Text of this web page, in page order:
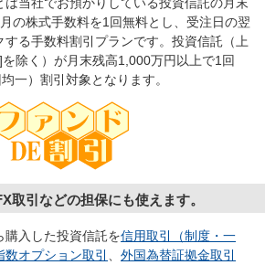
は当社でお預かりしている投資信託の月末
の株式手数料を1回無料とし、受注日の翌
する手数料割引プランです。投資信託（上
除く）が月末残高1,000万円以上で1回
一）割引対象となります。
取引などの担保にも使えます。
購入した投資信託を信用取引（制度・一
オプション取引 、 外国為替証拠金取引